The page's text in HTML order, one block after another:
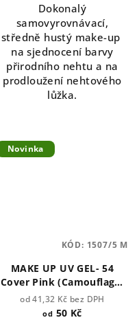
Dokonalý
samovyrovnávací,
středně hustý make-up
na sjednocení barvy
přirodního nehtu a na
prodloužení nehtového
lůžka.
Novinka
MAKE UP UV GEL- 54
Cover Pink (Camouflage)
béžovorůžový NOBLES
(TPO Free)
od 41,32 Kč bez DPH
od 50 Kč
KÓD: 1507/5 M